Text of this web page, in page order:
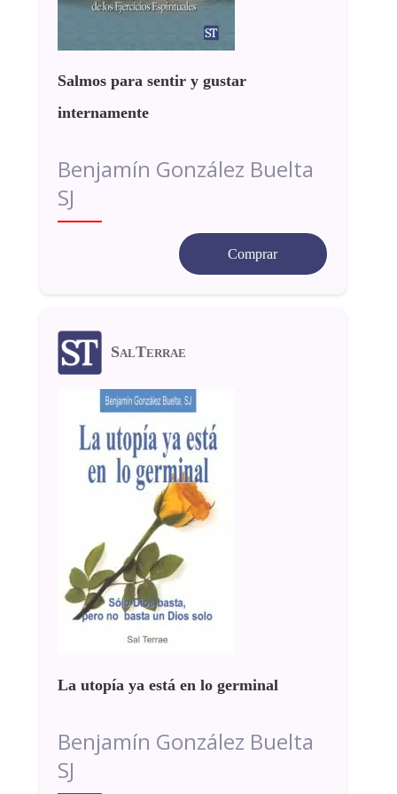
Salmos para sentir y gustar
internamente
Benjamín González Buelta
SJ
Comprar
SalTerrae
La utopía ya está en lo germinal
Benjamín González Buelta
SJ